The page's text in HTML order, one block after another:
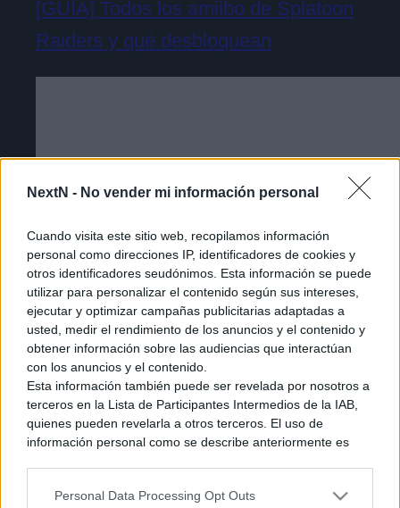
NextN - No vender mi información personal
Cuando visita este sitio web, recopilamos información
personal como direcciones IP, identificadores de cookies y
otros identificadores seudónimos. Esta información se puede
utilizar para personalizar el contenido según sus intereses,
ejecutar y optimizar campañas publicitarias adaptadas a
usted, medir el rendimiento de los anuncios y el contenido y
obtener información sobre las audiencias que interactúan
con los anuncios y el contenido.
Esta información también puede ser revelada por nosotros a
terceros en la Lista de Participantes Intermedios de la IAB,
quienes pueden revelarla a otros terceros. El uso de
información personal como se describe anteriormente es
generamos contenido relevante para nuestra audiencia.
Personal Data Processing Opt Outs
[GUÍA] Todos los amiibo de Splatoon
Raiders y qué desbloquean
Cómo acceder a la beta cerrada de The
Duskbloods [Tutorial]